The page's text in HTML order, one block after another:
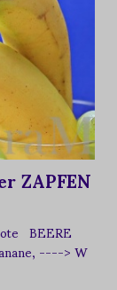
ZAPFEN
BEERE
----> W